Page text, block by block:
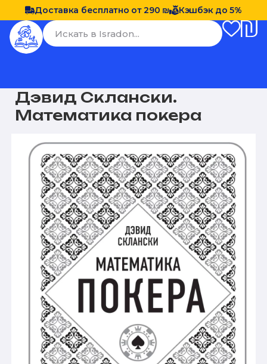
Доставка бесплатно от 290 ₪ Кэшбэк до 5%
Дэвид Склански.
Математика покера